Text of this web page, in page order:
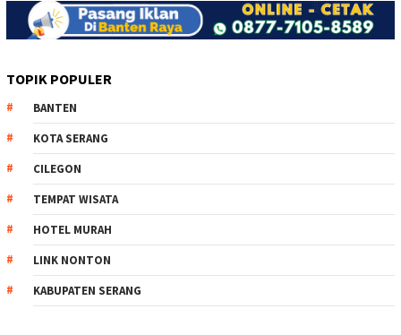
TOPIK POPULER
BANTEN
KOTA SERANG
CILEGON
TEMPAT WISATA
HOTEL MURAH
LINK NONTON
KABUPATEN SERANG